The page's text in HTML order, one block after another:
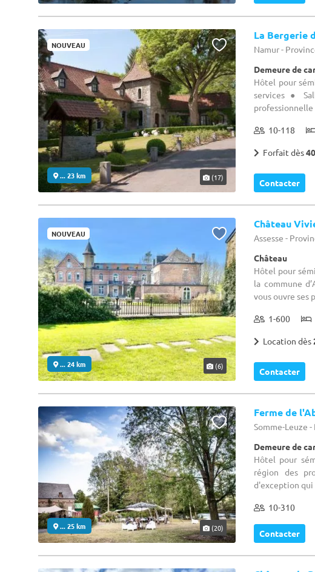
NOUVEAU
... 23 km (17)
La Bergerie
Namur -
Demeure de
Hôtel pour
services ●
professionnelle
10-118
Forfait dès
Contacter
NOUVEAU
... 24 km (6)
Château
Assesse -
Château
Hôtel pour
la commune
vous ouvre ses
1-600
Location dès
Contacter
... 25 km (20)
Ferme de
Somme-Leuze
Demeure de
Hôtel pour
région des
d'exception qui
10-310
Contacter